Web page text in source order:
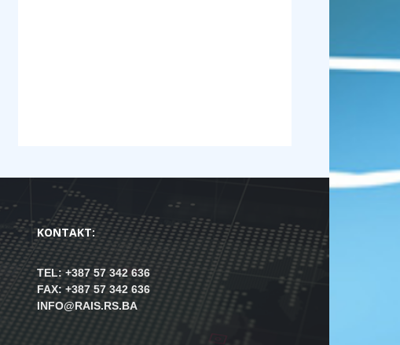
KONTAKT:
TEL: +387 57 342 636
FAX: +387 57 342 636
INFO@RAIS.RS.BA